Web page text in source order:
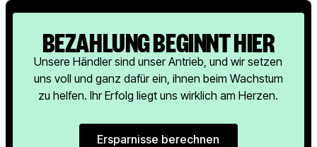
BEZAHLUNG BEGINNT HIER
Unsere Händler sind unser Antrieb, und wir setzen
uns voll und ganz dafür ein, ihnen beim Wachstum
zu helfen. Ihr Erfolg liegt uns wirklich am Herzen.
Ersparnisse berechnen
Ersparnisse berechnen